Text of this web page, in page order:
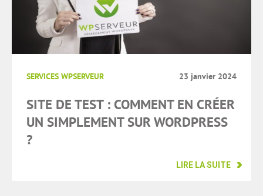
SERVICES WPSERVEUR 23 janvier 2024
SITE DE TEST : COMMENT EN CRÉER
UN SIMPLEMENT SUR WORDPRESS
?
LIRE LA SUITE